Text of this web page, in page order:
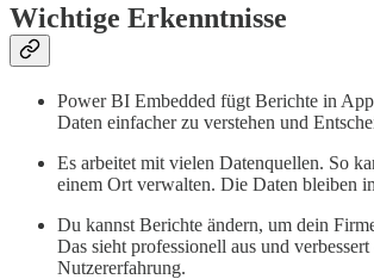
Wichtige Erkenntnisse
Power BI Embedded fügt Berichte in
Daten einfacher zu verstehen und
Es arbeitet mit vielen Datenquellen. So
einem Ort verwalten. Die Daten bleiben
Du kannst Berichte ändern, um dein
Das sieht professionell aus und verbessert
Nutzererfahrung.